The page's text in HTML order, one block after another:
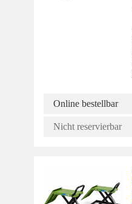
Online bestellbar
Nicht reservierbar